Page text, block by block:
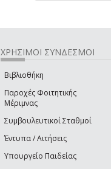
ΧΡΗΣΙΜΟΙ ΣΥΝΔΕΣΜΟΙ
Βιβλιοθήκη
Παροχές Φοιτητικής
Μέριμνας
Συμβουλευτικοί Σταθμοί
Έντυπα / Αιτήσεις
Υπουργείο Παιδείας